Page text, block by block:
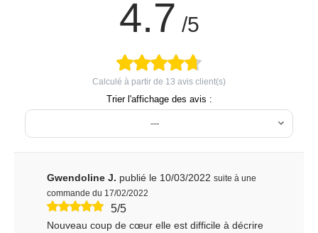
4.7 /5
Calculé à partir de 13 avis client(s)
Trier l'affichage des avis :
---
Gwendoline J. publié le 10/03/2022 suite à une
commande du 17/02/2022
5/5
Nouveau coup de cœur elle est difficile à décrire